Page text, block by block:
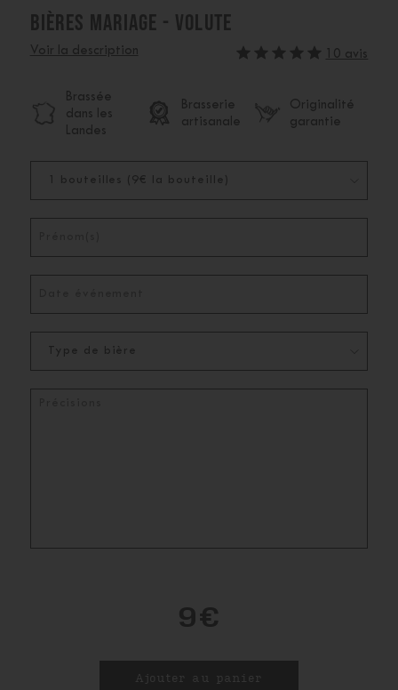
BIÈRES MARIAGE - VOLUTE
Voir la description 10 avis
Brassée
dans les
Landes
Brasserie
artisanale
Originalité
garantie
9€